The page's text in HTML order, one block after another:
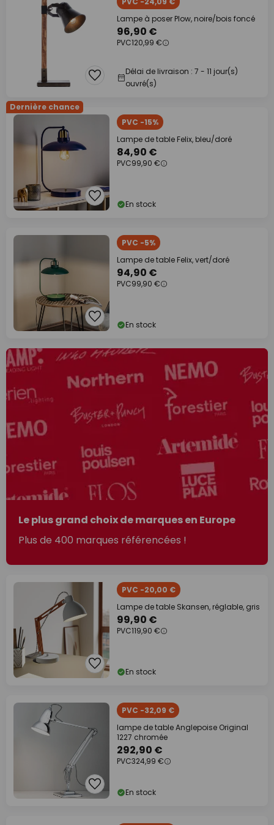
Lampe à poser Plow, noire/bois foncé
96,90 €
PVC120,99 €
Délai de livraison : 7 - 11 jour(s)
ouvré(s)
Dernière chance
PVC -15%
Lampe de table Felix, bleu/doré
84,90 €
PVC99,90 €
En stock
PVC -5%
Lampe de table Felix, vert/doré
94,90 €
PVC99,90 €
En stock
Le plus grand choix de marques en Europe
Plus de 400 marques référencées !
PVC -20,00 €
Lampe de table Skansen, réglable, gris
99,90 €
PVC119,90 €
En stock
PVC -32,09 €
lampe de table Anglepoise Original
1227 chromée
292,90 €
PVC324,99 €
En stock